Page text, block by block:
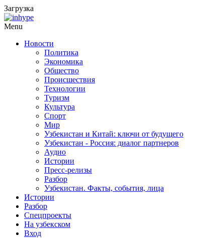
Загрузка
Menu
Новости
Политика
Экономика
Общество
Происшествия
Технологии
Туризм
Культура
Спорт
Мир
Узбекистан и Китай: ключи от будущего
Узбекистан - Россия: диалог партнеров
Аудио
Истории
Пресс-релизы
Разбор
Узбекистан. Факты, события, лица
Истории
Разбор
Спецпроекты
На узбекском
Вход